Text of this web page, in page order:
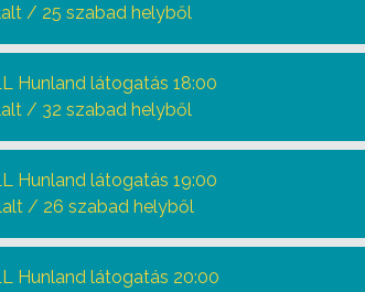
/ 25 szabad helyből
Hunland látogatás 18:00
/ 32 szabad helyből
Hunland látogatás 19:00
/ 26 szabad helyből
Hunland látogatás 20:00